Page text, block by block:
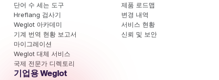
단어 수 세는 도구
Hreflang 검사기
Weglot 아카데미
기계 번역 현황 보고서
마이그레이션
Weglot 대체 서비스
국제 전문가 디렉토리
제품 로드맵
변경 내역
서비스 현황
신뢰 및 보안
기업용 Weglot